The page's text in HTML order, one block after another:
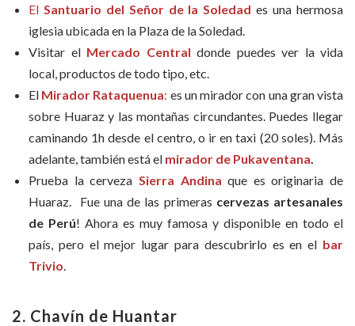
El Santuario del Señor de la Soledades una hermosa
iglesia ubicada en la Plaza de la Soledad.
Visitar el Mercado Central donde puedes ver la vida
local, productos de todo tipo, etc.
El Mirador Rataquenua: es un mirador con una gran vista
sobre Huaraz y las montañas circundantes. Puedes llegar
caminando 1h desde el centro, o ir en taxi (20 soles). Más
adelante, también está el mirador de Pukaventana.
Prueba la cerveza Sierra Andina que es originaria de
Huaraz. Fue una de las primeras cervezas artesanales
de Perú! Ahora es muy famosa y disponible en todo el
país, pero el mejor lugar para descubrirlo es en el bar
Trivio.
2. Chavín de Huantar